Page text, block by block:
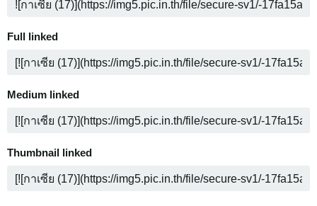
Full linked
Medium linked
Thumbnail linked